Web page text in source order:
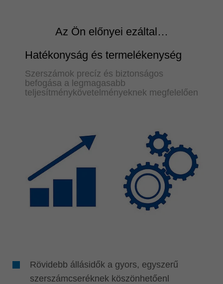
Az Ön előnyei ezáltal…
Hatékonyság és termelékenység
Szerszámok precíz és biztonságos
befogása a legmagasabb
teljesítménykövetelményeknek megfelelően
Rövidebb állásidők a gyors, egyszerű
szerszámcseréknek köszönhetőenl